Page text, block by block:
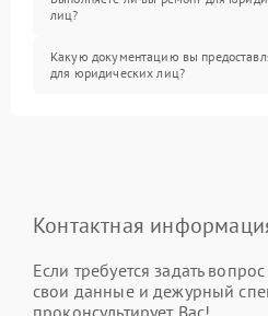
лиц?
Какую документацию вы
для юридических лиц?
Контактная
Если требуется задать
свои данные и дежурный
проконсультирует Вас!